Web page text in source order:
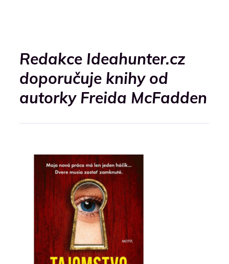
Redakce Ideahunter.cz
doporučuje knihy od
autorky Freida McFadden